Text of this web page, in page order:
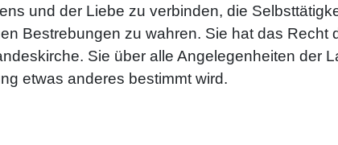
und der Liebe zu verbinden, die
Bestrebungen zu wahren. Sie hat das Recht
Sie über alle Angelegenheiten der
etwas anderes bestimmt wird.